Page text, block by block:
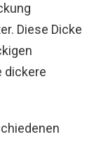
Diese Dicke
dickere